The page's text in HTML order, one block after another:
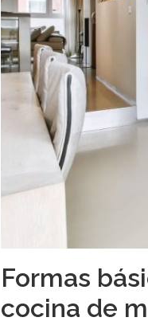
Formas
cocina de